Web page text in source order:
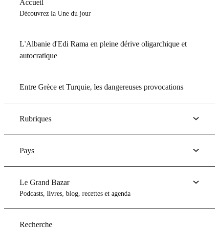
Accueil
Découvrez la Une du jour
L'Albanie d'Edi Rama en pleine dérive oligarchique et
autocratique
Entre Grèce et Turquie, les dangereuses provocations
Rubriques
Pays
Le Grand Bazar
Podcasts, livres, blog, recettes et agenda
Recherche